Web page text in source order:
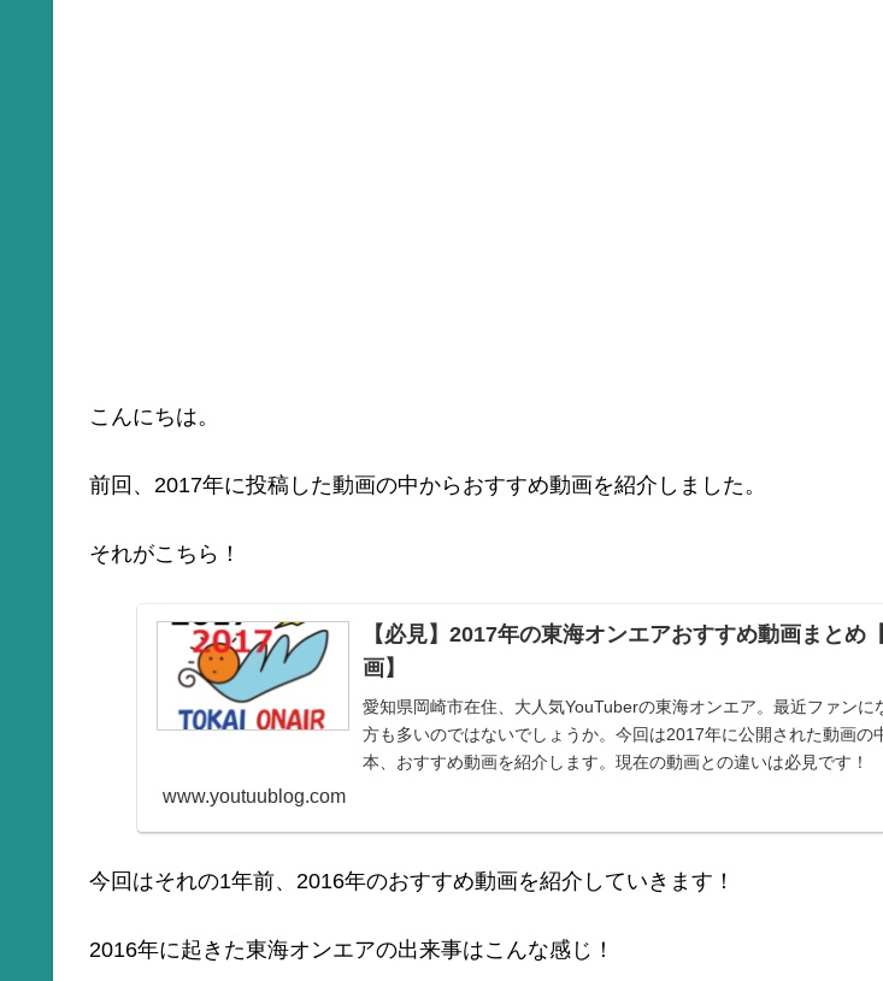
こんにちは。
前回、2017年に投稿した動画の中からおすすめ動画を紹介しました。
それがこちら！
【必見】2017年の東海オンエアおすすめ動画まとめ
画】
愛知県岡崎市在住、大人気YouTuberの東海オンエア。最近ファンに
方も多いのではないでしょうか。今回は2017年に公開された動画の
本、おすすめ動画を紹介します。現在の動画との違いは必見です！
www.youtuublog.com
今回はそれの1年前、2016年のおすすめ動画を紹介していきます！
2016年に起きた東海オンエアの出来事はこんな感じ！